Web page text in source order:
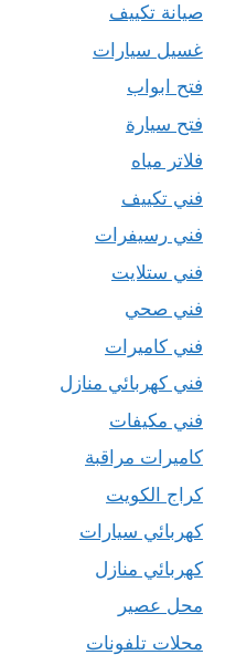
صيانة تكييف
غسيل سيارات
فتح ابواب
فتح سيارة
فلاتر مياه
فني تكييف
فني رسيفرات
فني ستلايت
فني صحي
فني كاميرات
فني كهربائي منازل
فني مكيفات
كاميرات مراقبة
كراج الكويت
كهربائي سيارات
كهربائي منازل
محل عصير
محلات تلفونات